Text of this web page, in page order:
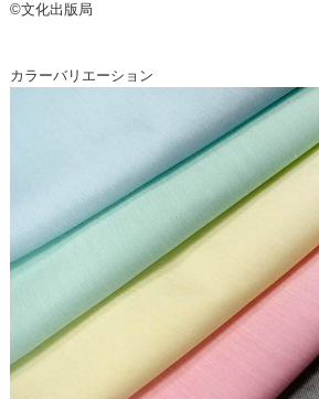
©文化出版局
カラーバリエーション